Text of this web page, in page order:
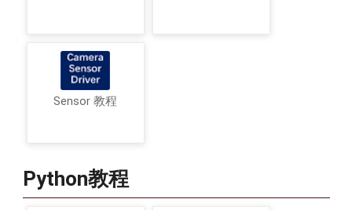
Sensor 教程
Python教程